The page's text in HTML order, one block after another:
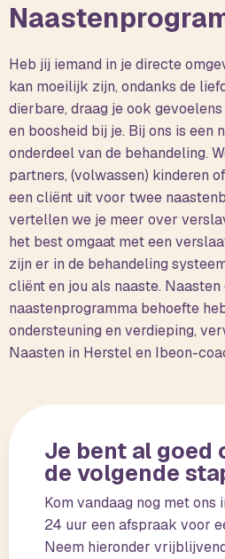
Heb jij iemand in je directe
kan moeilijk zijn, ondanks de
dierbare, draag je ook
en boosheid bij je. Bij ons is een
onderdeel van de behandeling.
partners, (volwassen) kinderen
een cliënt uit voor twee
vertellen we je meer over
het best omgaat met een
zijn er in de behandeling
cliënt en jou als naaste.
naastenprogramma behoefte
ondersteuning en verdieping,
Naasten in Herstel en Ibeon-
Je bent al goed
de volgende
Kom vandaag nog met ons
24 uur een afspraak voor
Neem hieronder